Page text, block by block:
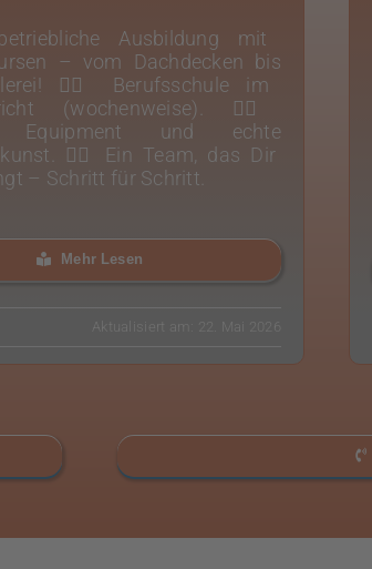
Ausbildung mit
– vom Dachdecken bis
👉🏻 Berufsschule im
(wochenweise). 👉🏻
Equipment und echte
👉🏻 Ein Team, das Dir
– Schritt für Schritt.
Mehr Lesen
Aktualisiert am: 22. Mai 2026